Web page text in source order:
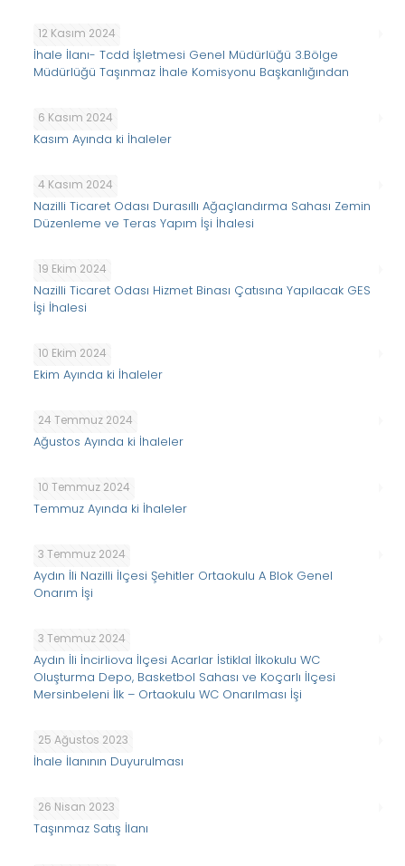
12 Kasım 2024
İhale İlanı- Tcdd İşletmesi Genel Müdürlüğü 3.Bölge
Müdürlüğü Taşınmaz İhale Komisyonu Başkanlığından
6 Kasım 2024
Kasım Ayında ki İhaleler
4 Kasım 2024
Nazilli Ticaret Odası Durasıllı Ağaçlandırma Sahası Zemin
Düzenleme ve Teras Yapım İşi İhalesi
19 Ekim 2024
Nazilli Ticaret Odası Hizmet Binası Çatısına Yapılacak GES
İşi İhalesi
10 Ekim 2024
Ekim Ayında ki İhaleler
24 Temmuz 2024
Ağustos Ayında ki İhaleler
10 Temmuz 2024
Temmuz Ayında ki İhaleler
3 Temmuz 2024
Aydın İli Nazilli İlçesi Şehitler Ortaokulu A Blok Genel
Onarım İşi
3 Temmuz 2024
Aydın İli İncirliova İlçesi Acarlar İstiklal İlkokulu WC
Oluşturma Depo, Basketbol Sahası ve Koçarlı İlçesi
Mersinbeleni İlk – Ortaokulu WC Onarılması İşi
25 Ağustos 2023
İhale İlanının Duyurulması
26 Nisan 2023
Taşınmaz Satış İlanı